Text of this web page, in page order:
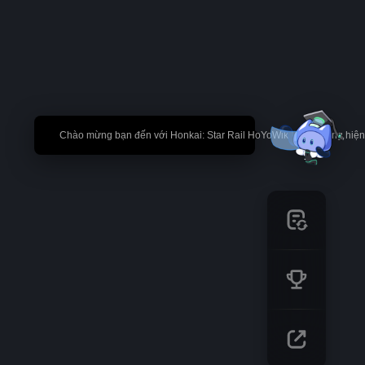
🎉 Chào mừng bạn đến với Honkai: Star Rail HoYoWiki! * Nội dung